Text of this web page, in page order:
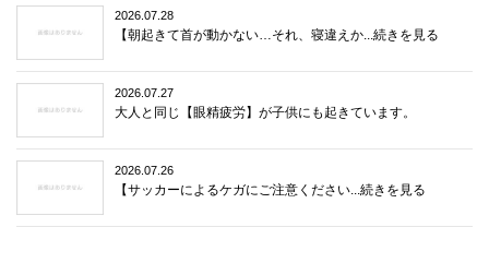
2026.07.28
【朝起きて首が動かない…それ、寝違えか...続きを見る
2026.07.27
大人と同じ【眼精疲労】が子供にも起きています。
2026.07.26
【サッカーによるケガにご注意ください...続きを見る